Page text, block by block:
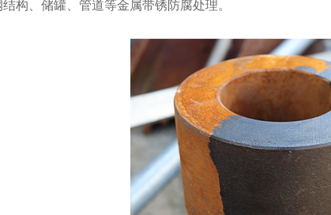
构、储罐、管道等金属带锈防腐处理。